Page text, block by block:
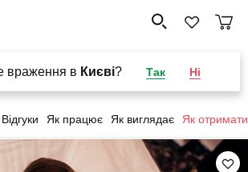
враження в Києві? Так Ні
Відгуки Як працює Як виглядає Як отримати